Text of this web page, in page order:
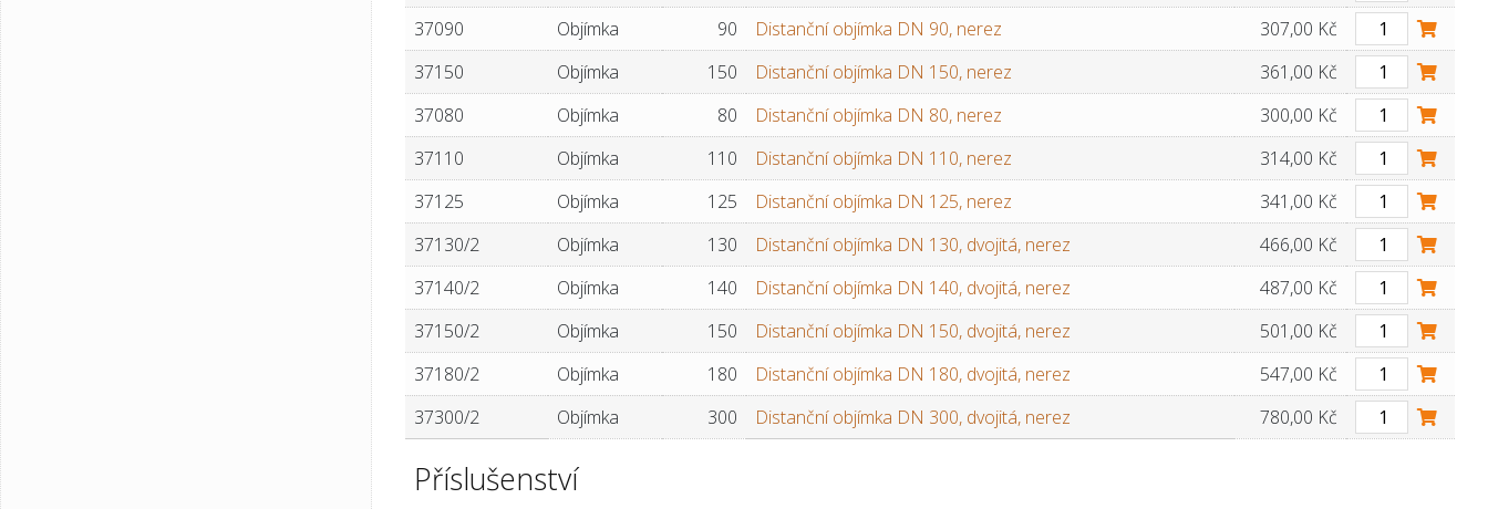
37090
Objímka 90 Distanční objímka DN 90, nerez
307,00 Kč
37150
Objímka 150 Distanční objímka DN 150, nerez
361,00 Kč
37080
Objímka 80 Distanční objímka DN 80, nerez
300,00 Kč
37110
Objímka 110 Distanční objímka DN 110, nerez
314,00 Kč
37125
Objímka 125 Distanční objímka DN 125, nerez
341,00 Kč
37130/2
Objímka 130 Distanční objímka DN 130, dvojitá, nerez
466,00 Kč
37140/2
Objímka 140 Distanční objímka DN 140, dvojitá, nerez
487,00 Kč
37150/2
Objímka 150 Distanční objímka DN 150, dvojitá, nerez
501,00 Kč
37180/2
Objímka 180 Distanční objímka DN 180, dvojitá, nerez
547,00 Kč
37300/2
Objímka 300 Distanční objímka DN 300, dvojitá, nerez 780,00 Kč
Příslušenství